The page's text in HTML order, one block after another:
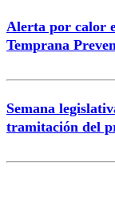
Alerta por calor
Temprana
Semana
tramitación del